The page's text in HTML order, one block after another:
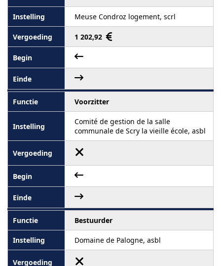
Meuse Condroz logement, scrl
1 202,92
Voorzitter
Comité de gestion de la salle
communale de Scry la vieille école, asbl
Bestuurder
Domaine de Palogne, asbl